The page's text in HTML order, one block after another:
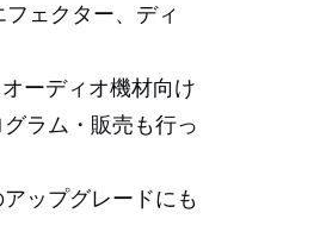
ェクター、ディ
ーディオ機材向け
ラム・販売も行っ
ップグレードにも